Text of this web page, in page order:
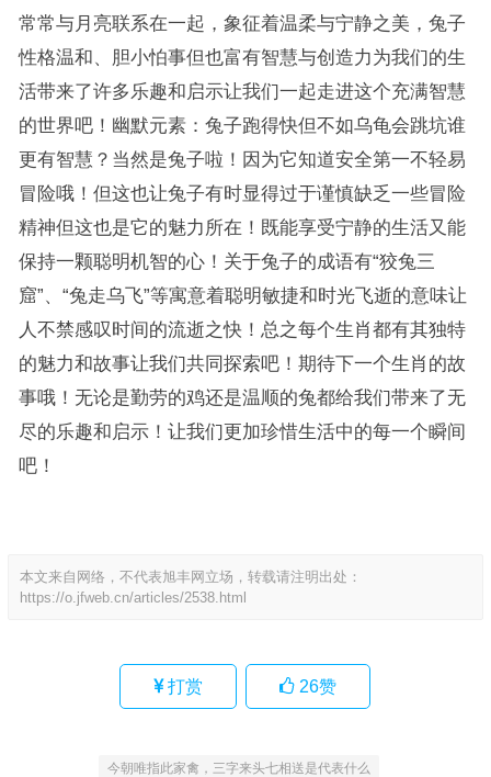
常常与月亮联系在一起，象征着温柔与宁静之美，兔子
性格温和、胆小怕事但也富有智慧与创造力为我们的生
活带来了许多乐趣和启示让我们一起走进这个充满智慧
的世界吧！幽默元素：兔子跑得快但不如乌龟会跳坑谁
更有智慧？当然是兔子啦！因为它知道安全第一不轻易
冒险哦！但这也让兔子有时显得过于谨慎缺乏一些冒险
精神但这也是它的魅力所在！既能享受宁静的生活又能
保持一颗聪明机智的心！关于兔子的成语有“狡兔三
窟”、“兔走乌飞”等寓意着聪明敏捷和时光飞逝的意味让
人不禁感叹时间的流逝之快！总之每个生肖都有其独特
的魅力和故事让我们共同探索吧！期待下一个生肖的故
事哦！无论是勤劳的鸡还是温顺的兔都给我们带来了无
尽的乐趣和启示！让我们更加珍惜生活中的每一个瞬间
吧！
本文来自网络，不代表旭丰网立场，转载请注明出处：
https://o.jfweb.cn/articles/2538.html
打赏 26赞
今朝唯指此家禽，三字来头七相送是代表什么